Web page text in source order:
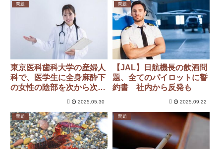
問題
東京医科歯科大学の産婦人
科で、医学生に全身麻酔下
の女性の陰部を次から次へ
2025.05.30
問題
【JAL】日航機長の飲酒問
題、全てのパイロットに誓
約書 社内から反発も
2025.09.22
問題 問題